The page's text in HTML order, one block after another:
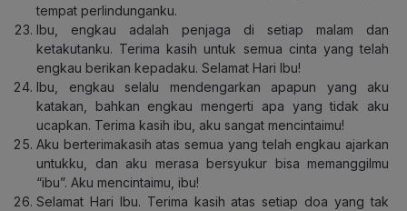
tempat perlindunganku.
Ibu, engkau adalah penjaga di setiap malam dan
ketakutanku. Terima kasih untuk semua cinta yang telah
engkau berikan kepadaku. Selamat Hari Ibu!
Ibu, engkau selalu mendengarkan apapun yang aku
katakan, bahkan engkau mengerti apa yang tidak aku
ucapkan. Terima kasih ibu, aku sangat mencintaimu!
Aku berterimakasih atas semua yang telah engkau ajarkan
untukku, dan aku merasa bersyukur bisa memanggilmu
“ibu”. Aku mencintaimu, ibu!
Selamat Hari Ibu. Terima kasih atas setiap doa yang tak